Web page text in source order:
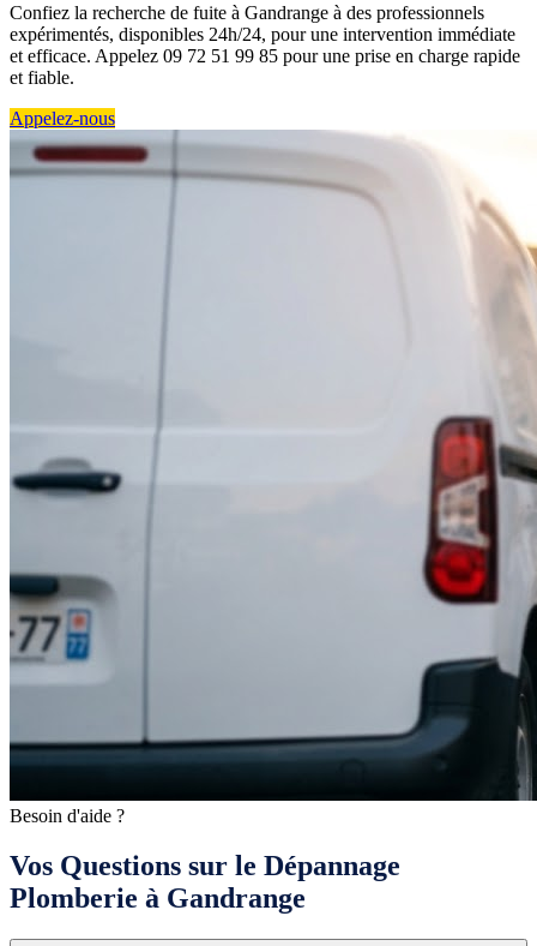
Confiez la recherche de fuite à Gandrange à des professionnels
expérimentés, disponibles 24h/24, pour une intervention immédiate
et efficace. Appelez 09 72 51 99 85 pour une prise en charge rapide
et fiable.
Appelez-nous
Besoin d'aide ?
Vos Questions sur le Dépannage
Plomberie à Gandrange